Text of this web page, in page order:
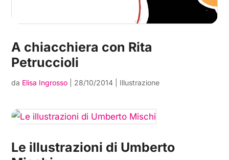
A chiacchiera con Rita
Petruccioli
da Elisa Ingrosso 28/10/2014 Illustrazione
Le illustrazioni di Umberto